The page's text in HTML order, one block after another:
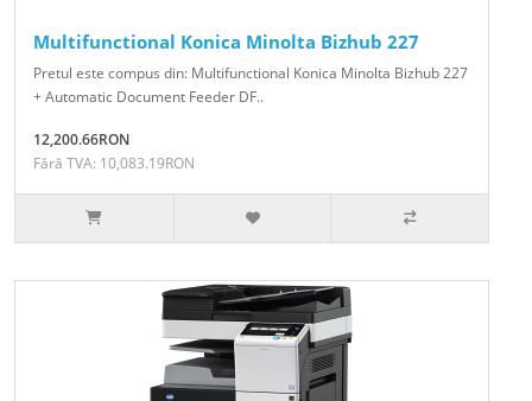
Multifunctional Konica Minolta Bizhub 227
Pretul este compus din: Multifunctional Konica Minolta Bizhub 227
+ Automatic Document Feeder DF..
12,200.66RON
Fără TVA: 10,083.19RON